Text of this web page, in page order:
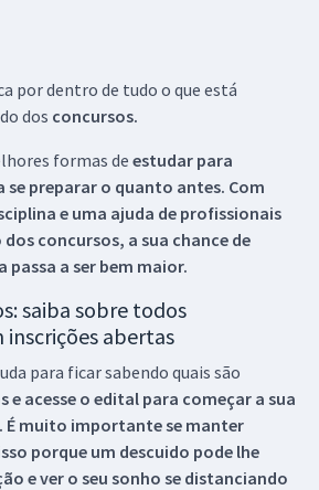
por dentro de tudo o que está
dos concursos.
formas de estudar para
se preparar o quanto antes. Com
e uma ajuda de profissionais
dos concursos, a sua chance de
a ser bem maior.
saiba sobre todos
inscrições abertas
para ficar sabendo quais são
e acesse o edital para começar a sua
muito importante se manter
porque um descuido pode lhe
e ver o seu sonho se distanciando